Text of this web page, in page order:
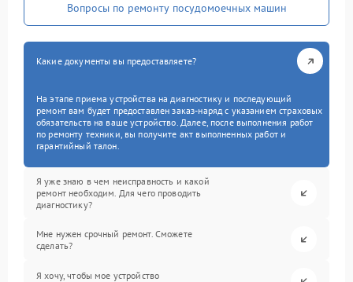
Вопросы по ремонту посудомоечных машин
Какие документы вы предоставляете?
На этапе приема устройства на диагностику и последующий
ремонт вам будет предоставлен заказ-наряд с указанием страховых
обязательств на ваше устройство. Далее, после выполнения работ
по ремонту техники, вы получите акт выполненных работ и
гарантийный талон.
Я уже знаю в чем неисправность и какой
ремонт необходим. Для чего проводить
диагностику?
Мне нужен срочный ремонт. Сможете
сделать?
Я хочу, чтобы мое устройство